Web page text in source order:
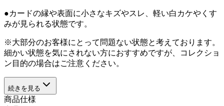
●カードの縁や表面に小さなキズやスレ、軽い白カケやくす
みが見られる状態です。
※大部分のお客様にとって問題ない状態と考えております。
細かい状態を気にされない方におすすめですが、コレクショ
ン目的の場合はご注意ください。
続きを見る
商品仕様